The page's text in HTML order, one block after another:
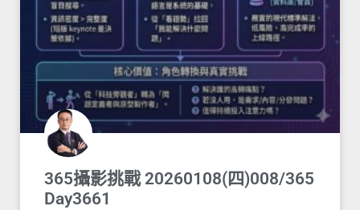
365攝影挑戰 20260108(四)008/365
Day3661